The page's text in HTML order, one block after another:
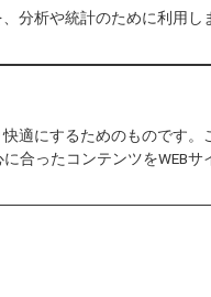
るお客様の手荷物は
た場合、当局係員
所有者、航空会社へ
む）の破損・没収
分析や統計のために利用し
適にするためのものです。
合ったコンテンツをWEBサ